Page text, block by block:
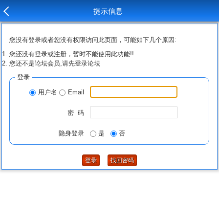
提示信息
您没有登录或者您没有权限访问此页面，可能如下几个原因:
您还没有登录或注册，暂时不能使用此功能!!
您还不是论坛会员,请先登录论坛
登录
用户名 Email
密 码
隐身登录 是 否